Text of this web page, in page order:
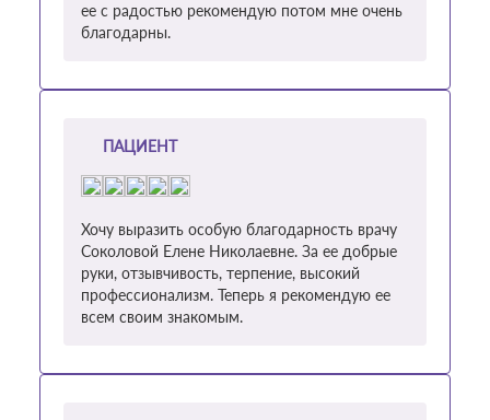
ее с радостью рекомендую потом мне очень
благодарны.
ПАЦИЕНТ
Хочу выразить особую благодарность врачу
Соколовой Елене Николаевне. За ее добрые
руки, отзывчивость, терпение, высокий
профессионализм. Теперь я рекомендую ее
всем своим знакомым.